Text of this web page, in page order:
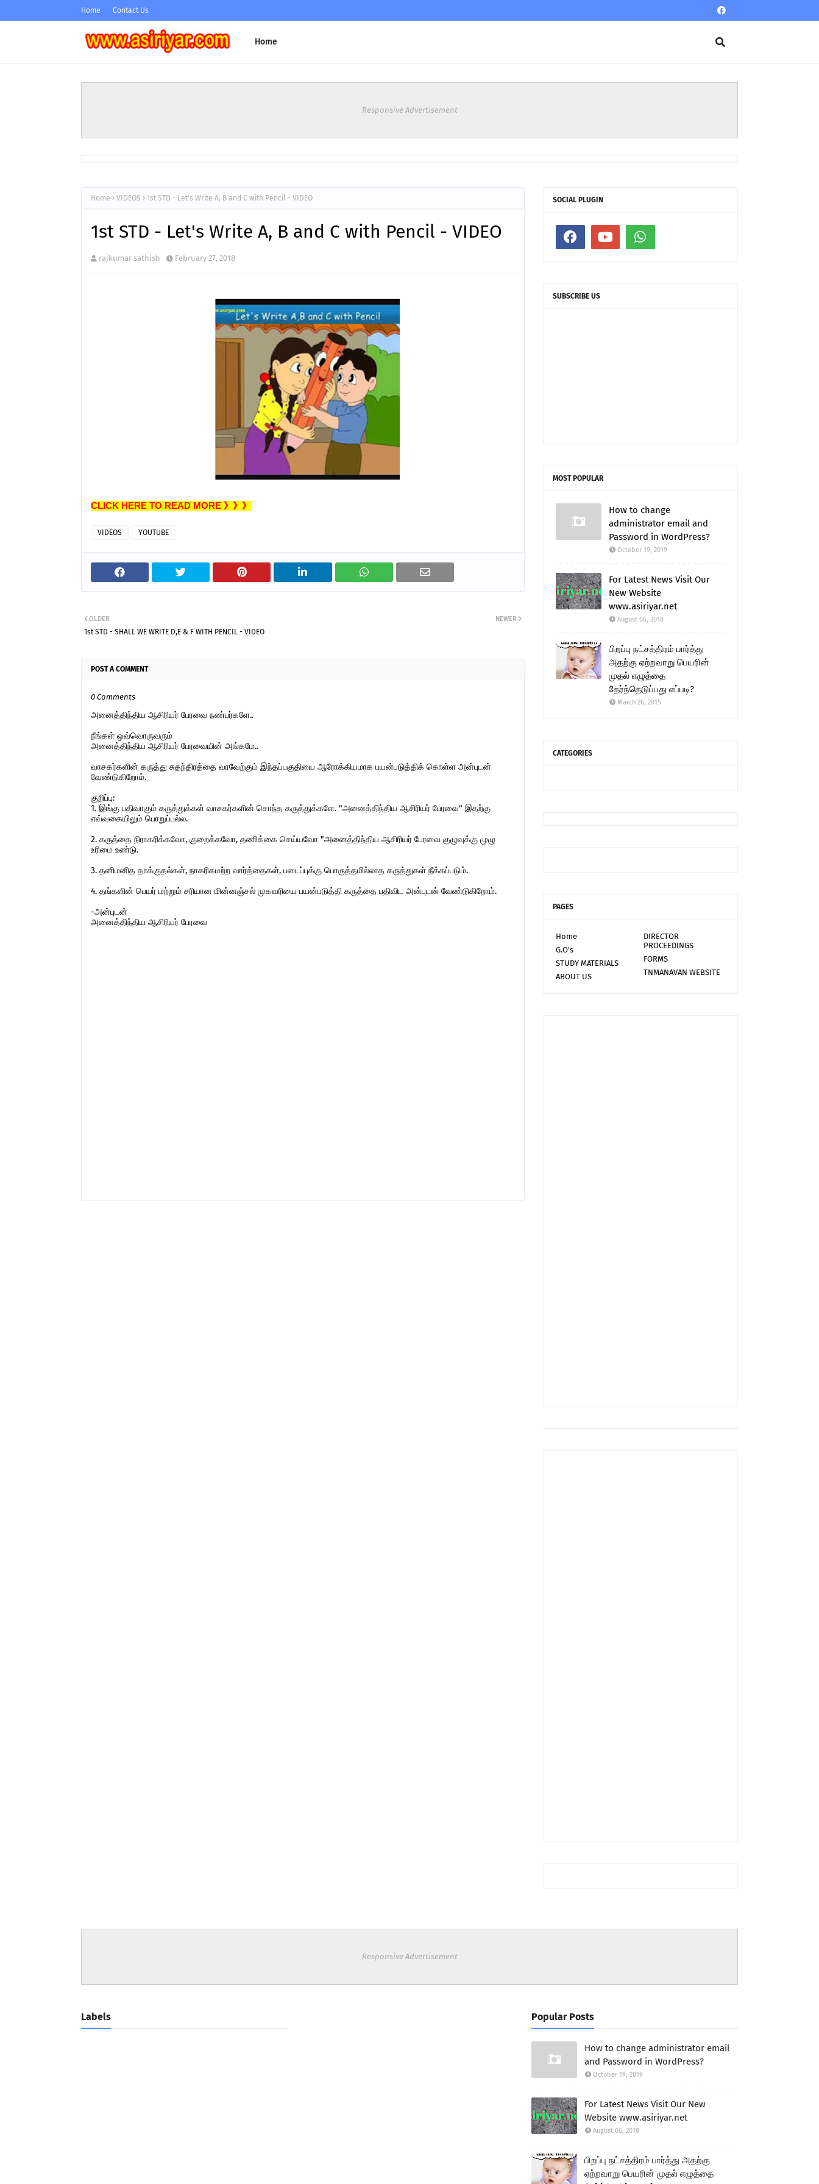
Home Contact Us
Home
Responsive Advertisement
Home VIDEOS 1st STD - Let's Write A, B and C with Pencil - VIDEO
1st STD - Let's Write A, B and C with Pencil - VIDEO
rajkumar sathish February 27, 2018
CLICK HERE TO READ MORE 》》》
VIDEOS YOUTUBE
NEWER
OLDER
1st STD - SHALL WE WRITE D,E & F WITH PENCIL - VIDEO
POST A COMMENT
0 Comments
அனைத்திந்திய ஆசிரியர் பேரவை நண்பர்களே..
நீங்கள் ஒவ்வொருவரும்
அனைத்திந்திய ஆசிரியர் பேரவையின் அங்கமே..
வாசகர்களின் கருத்து சுதந்திரத்தை வரவேற்கும் இந்தப்பகுதியை ஆரோக்கியமாக பயன்படுத்திக் கொள்ள அன்புடன்
வேண்டுகிறோம்.
குறிப்பு:
1. இங்கு பதிவாகும் கருத்துக்கள் வாசகர்களின் சொந்த கருத்துக்களே. "அனைத்திந்திய ஆசிரியர் பேரவை" இதற்கு
எவ்வகையிலும் பொறுப்பல்ல.
2. கருத்தை நிராகரிக்கவோ, குறைக்கவோ, தணிக்கை செய்யவோ "அனைத்திந்திய ஆசிரியர் பேரவை குழுவுக்கு முழு
உரிமை உண்டு.
3. தனிமனித தாக்குதல்கள், நாகரிகமற்ற வார்த்தைகள், படைப்புக்கு பொருத்தமில்லாத கருத்துகள் நீக்கப்படும்.
4. தங்களின் பெயர் மற்றும் சரியான மின்னஞ்சல் முகவரியை பயன்படுத்தி கருத்தை பதிவிட அன்புடன் வேண்டுகிறோம்.
-அன்புடன்
அனைத்திந்திய ஆசிரியர் பேரவை
SOCIAL PLUGIN
SUBSCRIBE US
MOST POPULAR
How to change
administrator email and
Password in WordPress?
October 19, 2019
For Latest News Visit Our
New Website
www.asiriyar.net
August 06, 2018
பிறப்பு நட்சத்திரம் பார்த்து
அதற்கு ஏற்றவாறு பெயரின்
முதல் எழுத்தை
தேர்ந்தெடுப்பது எப்படி?
March 26, 2015
CATEGORIES
PAGES
Home
DIRECTOR
PROCEEDINGS
G.O's
FORMS
STUDY MATERIALS
TNMANAVAN WEBSITE
ABOUT US
Responsive Advertisement
Labels Popular Posts
How to change administrator email
and Password in WordPress?
October 19, 2019
For Latest News Visit Our New
Website www.asiriyar.net
August 06, 2018
பிறப்பு நட்சத்திரம் பார்த்து அதற்கு
ஏற்றவாறு பெயரின் முதல் எழுத்தை